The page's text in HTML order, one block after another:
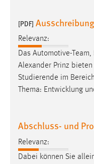
[PDF]
Relevanz:
Das Automotive-
Alexander Prinz bieten
Studierende im
Thema: Entwicklung
Abschluss- und
Relevanz:
Dabei können Sie
Sprachpräferenz
Name:
site-language-
Zweck:
Das Cookie
Chat
Name: